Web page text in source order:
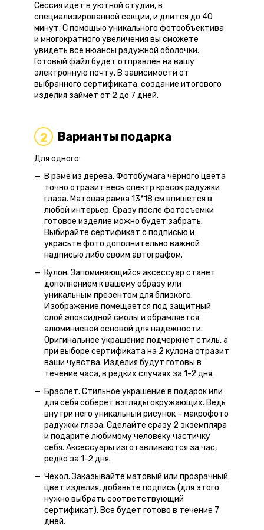
Сессия идет в уютной студии, в
специализированной секции, и длится до 40
минут. С помощью уникального фотообъектива
и многократного увеличения вы сможете
увидеть все нюансы радужной оболочки.
Готовый файл будет отправлен на вашу
электронную почту. В зависимости от
выбранного сертификата, создание итогового
изделия займет от 2 до 7 дней.
2 Варианты подарка
Для одного:
В раме из дерева. Фотобумага черного цвета
точно отразит весь спектр красок радужки
глаза. Матовая рамка 13*18 см впишется в
любой интерьер. Сразу после фотосъемки
готовое изделие можно будет забрать.
Выбирайте сертификат с подписью и
украсьте фото дополнительно важной
надписью либо своим автографом.
Кулон. Запоминающийся аксессуар станет
дополнением к вашему образу или
уникальным презентом для близкого.
Изображение помещается под защитный
слой эпоксидной смолы и обрамляется
алюминиевой основой для надежности.
Оригинальное украшение подчеркнет стиль, а
при выборе сертификата на 2 кулона отразит
ваши чувства. Изделия будут готовы в
течение часа, в редких случаях за 1-2 дня.
Браслет. Стильное украшение в подарок или
для себя соберет взгляды окружающих. Ведь
внутри него уникальный рисунок – макрофото
радужки глаза. Сделайте сразу 2 экземпляра
и подарите любимому человеку частичку
себя. Аксессуары изготавливаются за час,
редко за 1-2 дня.
Чехол. Заказывайте матовый или прозрачный
цвет изделия, добавьте подпись (для этого
нужно выбрать соответствующий
сертификат). Все будет готово в течение 7
дней.